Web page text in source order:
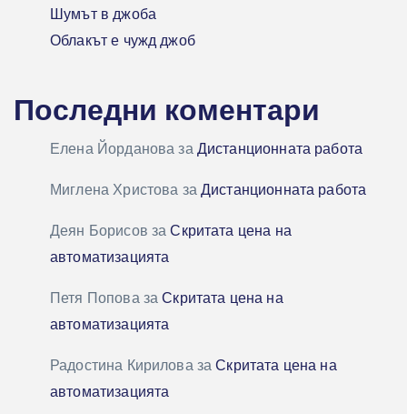
Шумът в джоба
Облакът е чужд джоб
Последни коментари
Елена ЙордановазаДистанционната работа
Миглена Христова заДистанционната работа
Деян Борисов заСкритата цена на
автоматизацията
Петя ПоповазаСкритата цена на
автоматизацията
Радостина КириловазаСкритата цена на
автоматизацията